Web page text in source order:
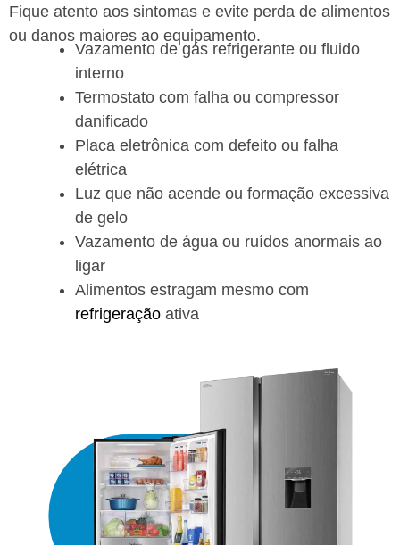
Fique atento aos sintomas e evite perda de alimentos
ou danos maiores ao equipamento.
Vazamento de gás refrigerante ou fluido
interno
Termostato com falha ou compressor
danificado
Placa eletrônica com defeito ou falha
elétrica
Luz que não acende ou formação excessiva
de gelo
Vazamento de água ou ruídos anormais ao
ligar
Alimentos estragam mesmo com
refrigeração ativa